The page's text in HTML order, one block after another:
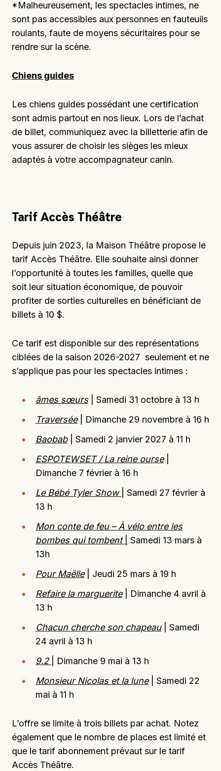
*Malheureusement, les spectacles intimes, ne
sont pas accessibles aux personnes en fauteuils
roulants, faute de moyens sécuritaires pour se
rendre sur la scène.
Chiens guides
Les chiens guides possédant une certification
sont admis partout en nos lieux. Lors de l’achat
de billet, communiquez avec la billetterie afin de
vous assurer de choisir les sièges les mieux
adaptés à votre accompagnateur canin.
Tarif Accès Théâtre
Depuis juin 2023, la Maison Théâtre propose le
tarif Accès Théâtre. Elle souhaite ainsi donner
l’opportunité à toutes les familles, quelle que
soit leur situation économique, de pouvoir
profiter de sorties culturelles en bénéficiant de
billets à 10 $.
Ce tarif est disponible sur des représentations
ciblées de la saison 2026-2027 seulement et ne
s’applique pas pour les spectacles intimes :
âmes sœurs| Samedi 31 octobre à 13 h
Traversée| Dimanche 29 novembre à 16 h
Baobab| Samedi 2 janvier 2027 à 11 h
ESPOTEWSET / La reine ourse|
Dimanche 7 février à 16 h
Le Bébé Tyler Show
| Samedi 27 février à
13 h
Mon conte de feu – À vélo entre les
bombes qui tombent
Samedi 13 mars à
13h
Pour Maëlle| Jeudi 25 mars à 19 h
Refaire la marguerite| Dimanche 4 avril à
13 h
Chacun cherche son chapeau
| Samedi
24 avril à 13 h
9.2
| Dimanche 9 mai à 13 h
Monsieur Nicolas et la lune| Samedi 22
mai à 11 h
L’offre se limite à trois billets par achat. Notez
également que le nombre de places est limité et
que le tarif abonnement prévaut sur le tarif
Accès Théâtre.